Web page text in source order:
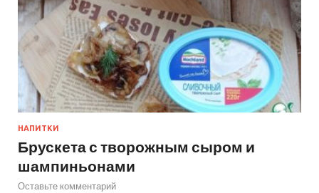
НАПИТКИ
Брускета с творожным сыром и
шампиньонами
Оставьте комментарий